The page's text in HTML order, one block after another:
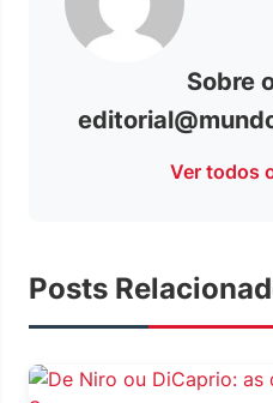
Sobre
Ver todos
Posts